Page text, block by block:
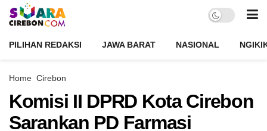
PILIHAN REDAKSI JAWA BARAT NASIONAL
Home Cirebon
Komisi II DPRD Kota Cirebon
Sarankan PD Farmasi